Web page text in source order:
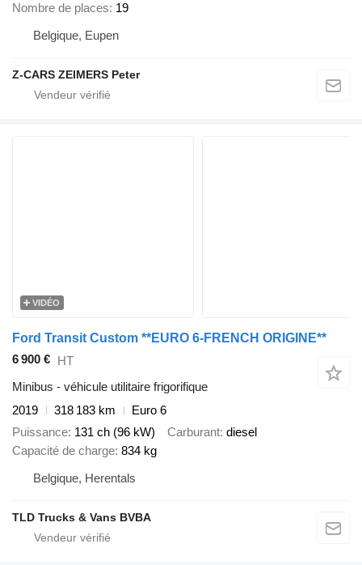
Nombre de places 19
Belgique, Eupen
Z-CARS ZEIMERS Peter
VIDÉO
Ford Transit Custom **EURO 6-FRENCH ORIGINE**
6 900 € HT
Minibus - véhicule utilitaire frigorifique
2019
318 183 km
Euro 6
Puissance 131 ch (96 kW) Carburant diesel
Capacité de charge 834 kg
Belgique, Herentals
TLD Trucks & Vans BVBA